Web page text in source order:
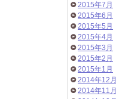
2015年7月
2015年6月
2015年5月
2015年4月
2015年3月
2015年2月
2015年1月
2014年12月
2014年11月